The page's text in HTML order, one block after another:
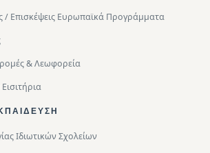
/ Επισκέψεις Ευρωπαϊκά Προγράμματα
& Λεωφορεία
Ιδιωτικών Σχολείων